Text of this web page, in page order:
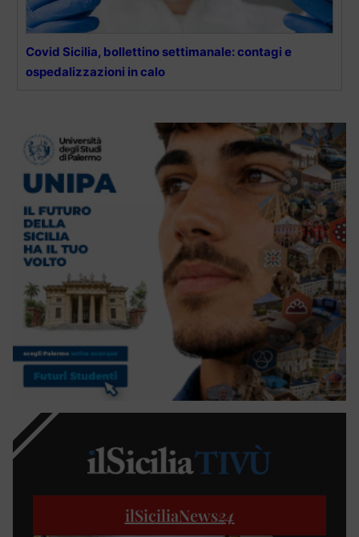
Covid Sicilia, bollettino settimanale: contagi e
ospedalizzazioni in calo
ilSiciliaNews24